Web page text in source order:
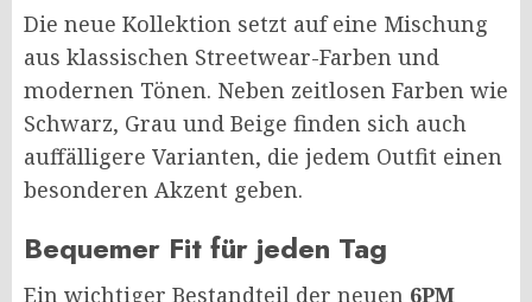
Die neue Kollektion setzt auf eine Mischung
aus klassischen Streetwear-Farben und
modernen Tönen. Neben zeitlosen Farben wie
Schwarz, Grau und Beige finden sich auch
auffälligere Varianten, die jedem Outfit einen
besonderen Akzent geben.
Bequemer Fit für jeden Tag
Ein wichtiger Bestandteil der neuen 6PM